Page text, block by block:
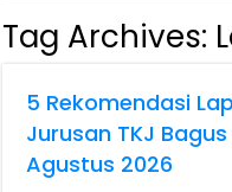
Tag Archives:
5 Rekomendasi
Jurusan TKJ
Agustus 2026